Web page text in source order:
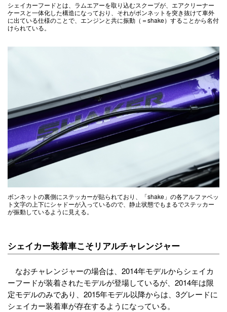
シェイカーフードとは、ラムエアーを取り込むスクープが、エアクリーナー
ケースと一体化した構造になっており、それがボンネットを突き抜けて車外
に出ている仕様のことで、エンジンと共に振動（＝shake）することから名付
けられている。
ボンネットの裏側にステッカーが貼られており、「shake」の各アルファベッ
ト文字の上下にシャドーが入っているので、静止状態でもまるでステッカー
が振動しているように見える。
シェイカー装着車こそリアルチャレンジャー
なおチャレンジャーの場合は、2014年モデルからシェイカ
ーフードが装着されたモデルが登場しているが、2014年は限
定モデルのみであり、2015年モデル以降からは、3グレードに
シェイカー装着車が存在するようになっている。